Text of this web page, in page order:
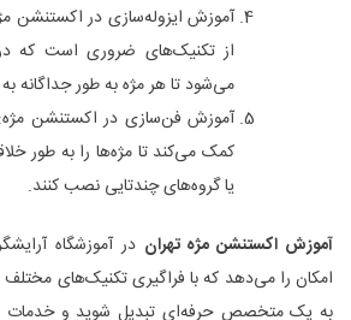
آموزش ایزوله‌سازی در اکستنشن
از تکنیک‌های ضروری است که
می‌شود تا هر مژه به طور
آموزش فن‌سازی در اکستنشن
کمک می‌کند تا مژه‌ها را به طور
یا گروه‌های چندتایی نصب کنند.
آموزش اکستنشن مژه تهران در آموزشگاه
امکان را می‌دهد که با فراگیری تکنیک‌های مختلف
به یک متخصص حرفه‌ای تبدیل شوید و خدمات